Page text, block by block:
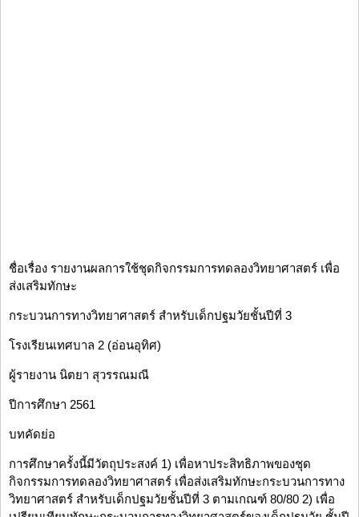
ชื่อเรื่อง รายงานผลการใช้ชุดกิจกรรมการทดลองวิทยาศาสตร์ เพื่อ
ส่งเสริมทักษะ
กระบวนการทางวิทยาศาสตร์ สำหรับเด็กปฐมวัยชั้นปีที่ 3
โรงเรียนเทศบาล 2 (อ่อนอุทิศ)
ผู้รายงาน นิตยา สุวรรณมณี
ปีการศึกษา 2561
บทคัดย่อ
การศึกษาครั้งนี้มีวัตถุประสงค์ 1) เพื่อหาประสิทธิภาพของชุด
กิจกรรมการทดลองวิทยาศาสตร์ เพื่อส่งเสริมทักษะกระบวนการทาง
วิทยาศาสตร์ สำหรับเด็กปฐมวัยชั้นปีที่ 3 ตามเกณฑ์ 80/80 2) เพื่อ